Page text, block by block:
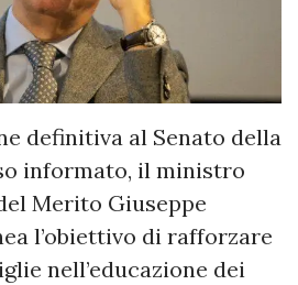
definitiva al Senato della
informato, il ministro
Merito Giuseppe
l’obiettivo di rafforzare
nell’educazione dei